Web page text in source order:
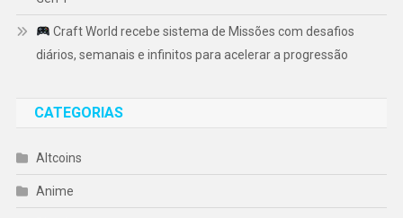
Craft World recebe sistema de Missões com desafios
diários, semanais e infinitos para acelerar a progressão
CATEGORIAS
Altcoins
Anime